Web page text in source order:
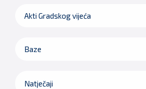
Akti Gradskog vijeća
Baze
Natječaji